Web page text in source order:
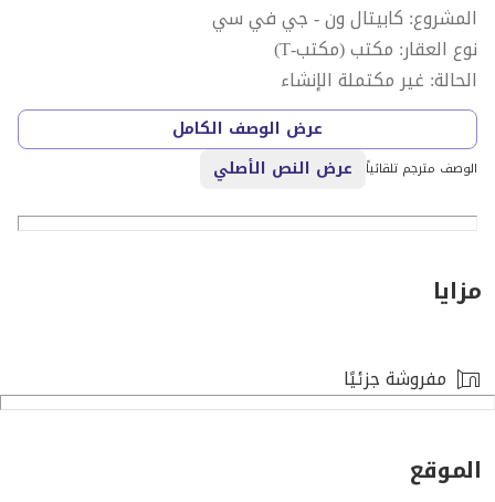
المشروع: كابيتال ون - جي في سي
نوع العقار: مكتب (مكتب-T)
الحالة: غير مكتملة الإنشاء
الانتهاء المتوقع: يونيو 2028
المساحة الإجمالية: 2510.89 قدم مربع.
تتميز هذه الوحدة المكتبية بتصميم واسع يكمله شرفة
العمل الحديثة، والمكاتب التنفيذية، أو الاستخدام المؤسسي
تفاصيل السعر:
ضريبة القيمة المضافة: 5% قابلة للتطبيق
عرض الوصف الكامل
الوصف مترجم تلقائياً عرض النص الأصلي
مزايا
مفروشة جزئيًا
الموقع